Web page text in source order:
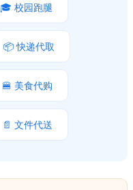
🎓 校园跑腿
📦 快递代取
🍔 美食代购
📄 文件代送